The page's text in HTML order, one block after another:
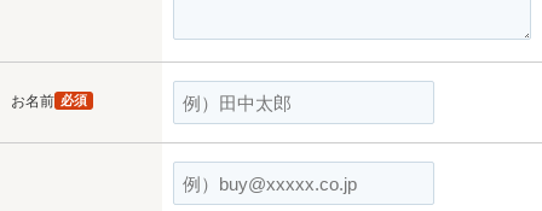
お名前 必須